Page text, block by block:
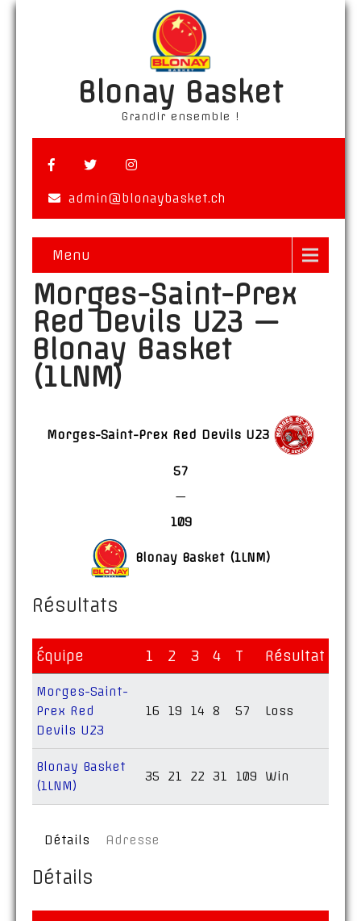
Blonay Basket
Grandir ensemble !
admin@blonaybasket.ch
Menu
Morges-Saint-Prex
Red Devils U23 —
Blonay Basket
(1LNM)
Morges-Saint-Prex Red Devils U23
57
—
109
Blonay Basket (1LNM)
Résultats
Équipe 1 2 3 4 T Résultat
Morges-Saint-
Prex Red
Devils U23
16 19 14 8 57 Loss
Blonay Basket
(1LNM)
35 21 22 31 109 Win
Détails Adresse
Détails